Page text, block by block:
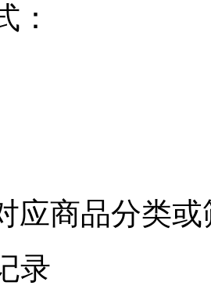
：
应商品分类
录